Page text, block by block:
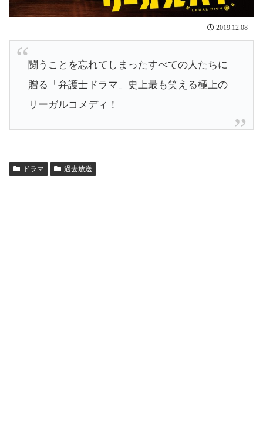
2019.12.08
闘うことを忘れてしまったすべての人たちに
贈る「弁護士ドラマ」史上最も笑える極上の
リーガルコメディ！
ドラマ 過去放送